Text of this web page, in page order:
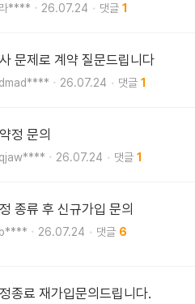
라**** 26.07.24 1
문제로 계약 질문드립니다
dmad**** 26.07.24 1
정 문의
qjaw**** 26.07.24 1
종류 후 신규가입 문의
b**** 26.07.24 6
종료 재가입문의드립니다.